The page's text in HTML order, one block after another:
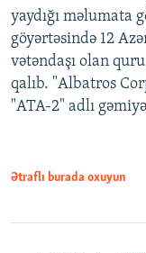
yaydığı məlumata
göyərtəsində 12
vətəndaşı olan
qalıb. "Albatros
"ATA-2" adlı
Ətraflı burada oxuyun